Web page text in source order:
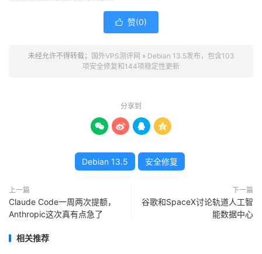
 赞(0)
未经允许不得转载； 国外VPS测评网 » Debian 13.5发布，包含103
项安全修复和144项稳定性更新
分享到
   
Debian 13.5 安全修复
上一篇
Claude Code一周两次提额，
Anthropic这次真有点急了
下一篇
谷歌和SpaceX讨论轨道人工智
能数据中心
相关推荐